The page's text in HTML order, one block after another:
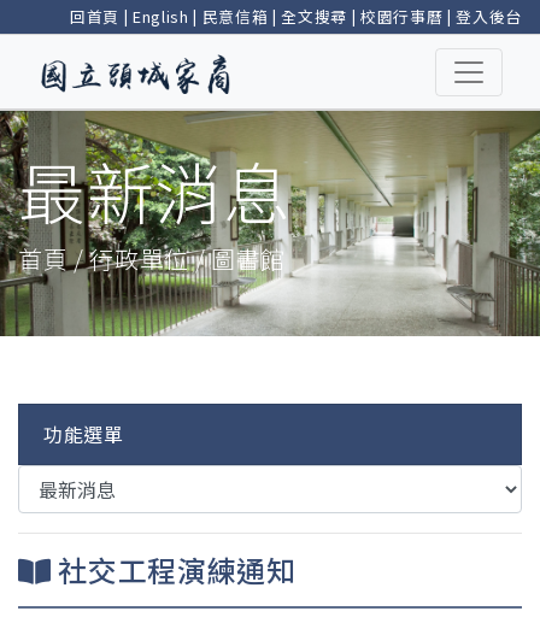
回首頁 | English | 民意信箱 |全文搜尋 | 校園行事曆 |登入後台
最新消息
首頁 / 行政單位 / 圖書館
功能選單
社交工程演練通知